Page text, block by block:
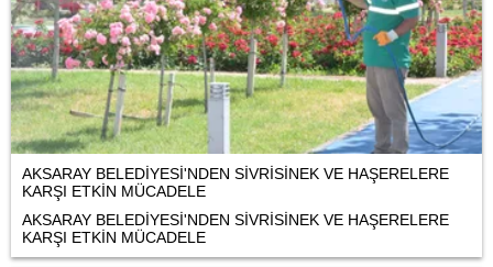
AKSARAY BELEDİYESİ'NDEN SİVRİSİNEK VE HAŞERELERE
KARŞI ETKİN MÜCADELE
AKSARAY BELEDİYESİ'NDEN SİVRİSİNEK VE HAŞERELERE
KARŞI ETKİN MÜCADELE